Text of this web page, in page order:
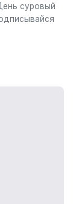
суровый